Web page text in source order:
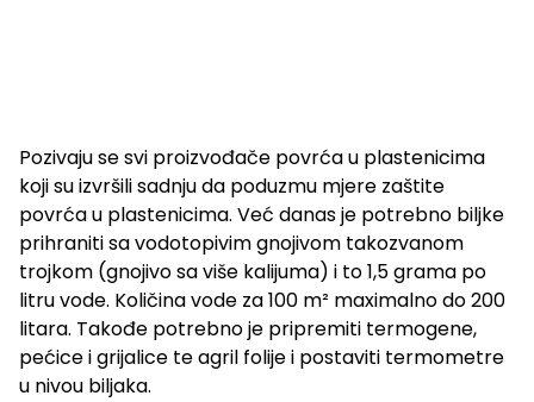
Pozivaju se svi proizvođače povrća u plastenicima
koji su izvršili sadnju da poduzmu mjere zaštite
povrća u plastenicima. Već danas je potrebno biljke
prihraniti sa vodotopivim gnojivom takozvanom
trojkom (gnojivo sa više kalijuma) i to 1,5 grama po
litru vode. Količina vode za 100 m² maximalno do 200
litara. Takođe potrebno je pripremiti termogene,
pećice i grijalice te agril folije i postaviti termometre
u nivou biljaka.